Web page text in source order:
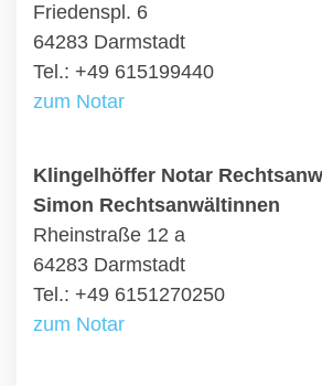
Friedenspl. 6
64283 Darmstadt
Tel.: +49 615199440
zum Notar
Klingelhöffer Notar
Simon Rechtsanwältinnen
Rheinstraße 12 a
64283 Darmstadt
Tel.: +49 6151270250
zum Notar